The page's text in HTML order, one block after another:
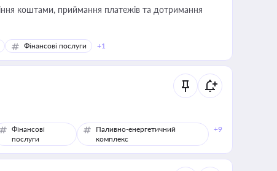
Фінансові послуги +1
Фінансові
послуги
Паливно-енергетичний
комплекс
+9